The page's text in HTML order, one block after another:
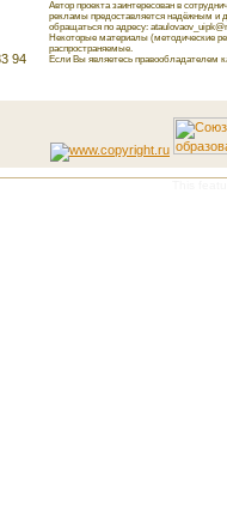
94
Автор проекта заинтересован в
рекламы предоставляется надёжным и
обращаться по адресу:
Некоторые материалы (методические
распространяемые.
Если Вы являетесь правообладателем